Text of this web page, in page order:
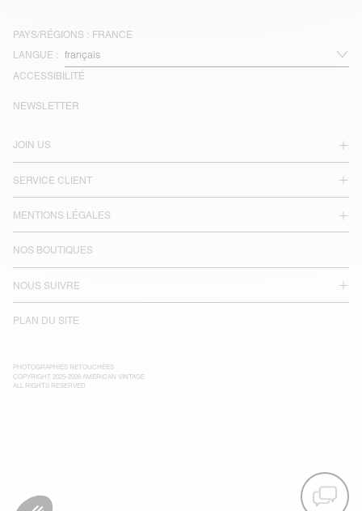
PAYS/RÉGIONS : FRANCE
LANGUE :
ACCESSIBILITÉ
JOIN US
SERVICE CLIENT
MENTIONS LÉGALES
NOS BOUTIQUES
NOUS SUIVRE
PLAN DU SITE
NEWSLETTER
PHOTOGRAPHIES RETOUCHÉES
COPYRIGHT 2025-2026 AMERICAN VINTAGE
ALL RIGHTS RESERVED